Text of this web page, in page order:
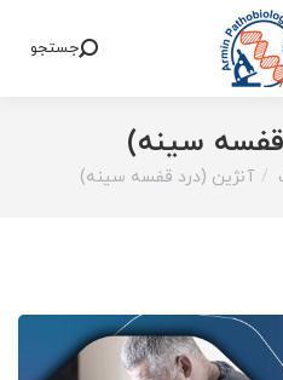
Search:
جستجو
قفسه سینه)
آنژین (درد قفسه سینه)